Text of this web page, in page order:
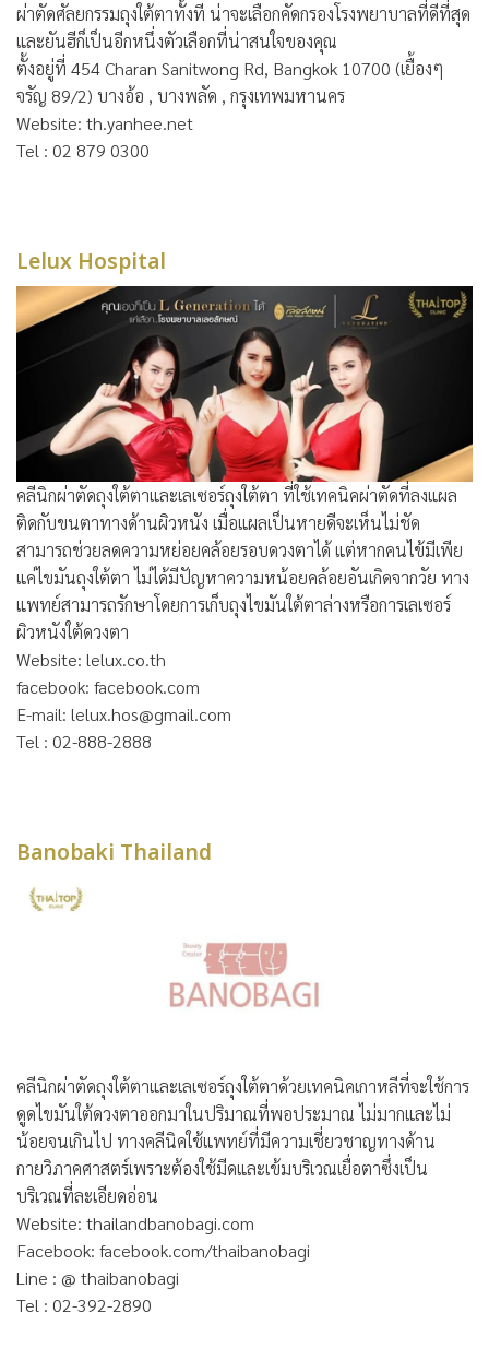
ผ่าตัดศัลยกรรมถุงใต้ตาทั้งที น่าจะเลือกคัดกรองโรงพยาบาลที่ดีที่สุด
และยันฮีก็เป็นอีกหนึ่งตัวเลือกที่น่าสนใจของคุณ
ตั้งอยู่ที่ 454 Charan Sanitwong Rd, Bangkok 10700 (เยื้องๆ
จรัญ 89/2) บางอ้อ , บางพลัด , กรุงเทพมหานคร
Website: th.yanhee.net
Tel : 02 879 0300
Lelux Hospital
คลีนิกผ่าตัดถุงใต้ตาและเลเซอร์ถุงใต้ตา ที่ใช้เทคนิคผ่าตัดที่ลงแผล
ติดกับขนตาทางด้านผิวหนัง เมื่อแผลเป็นหายดีจะเห็นไม่ชัด
สามารถช่วยลดความหย่อยคล้อยรอบดวงตาได้ แต่หากคนไข้มีเพีย
แค่ไขมันถุงใต้ตา ไม่ได้มีปัญหาความหน้อยคล้อยอันเกิดจากวัย ทาง
แพทย์สามารถรักษาโดยการเก็บถุงไขมันใต้ตาล่างหรือการเลเซอร์
ผิวหนังใต้ดวงตา
Website: lelux.co.th
facebook: facebook.com
E-mail: lelux.hos@gmail.com
Tel : 02-888-2888
Banobaki Thailand
คลีนิกผ่าตัดถุงใต้ตาและเลเซอร์ถุงใต้ตาด้วยเทคนิคเกาหลีที่จะใช้การ
ดูดไขมันใต้ดวงตาออกมาในปริมาณที่พอประมาณ ไม่มากและไม่
น้อยจนเกินไป ทางคลีนิคใช้แพทย์ที่มีความเชี่ยวชาญทางด้าน
กายวิภาคศาสตร์เพราะต้องใช้มีดและเข้มบริเวณเยื่อตาซึ่งเป็น
บริเวณที่ละเอียดอ่อน
Website: thailandbanobagi.com
Facebook: facebook.com/thaibanobagi
Line : @ thaibanobagi
Tel : 02-392-2890